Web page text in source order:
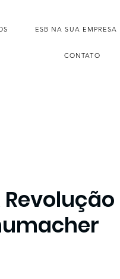
ESB NA SUA EMPRESA
CONTATO